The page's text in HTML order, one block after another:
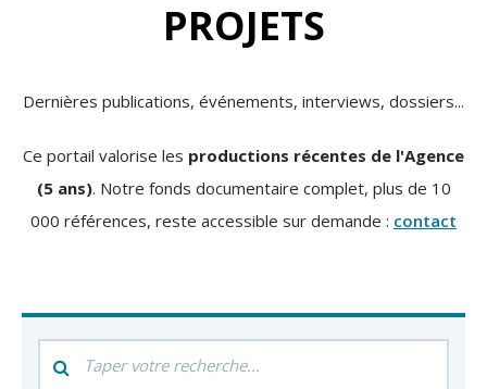
PROJETS
Dernières publications, événements, interviews, dossiers...
Ce portail valorise les productions récentes de l'Agence
(5 ans). Notre fonds documentaire complet, plus de 10
000 références, reste accessible sur demande : contact
par